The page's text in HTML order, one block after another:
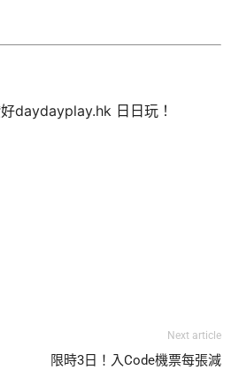
daydayplay.hk 日日玩！
Next article
限時3日！入Code機票每張減